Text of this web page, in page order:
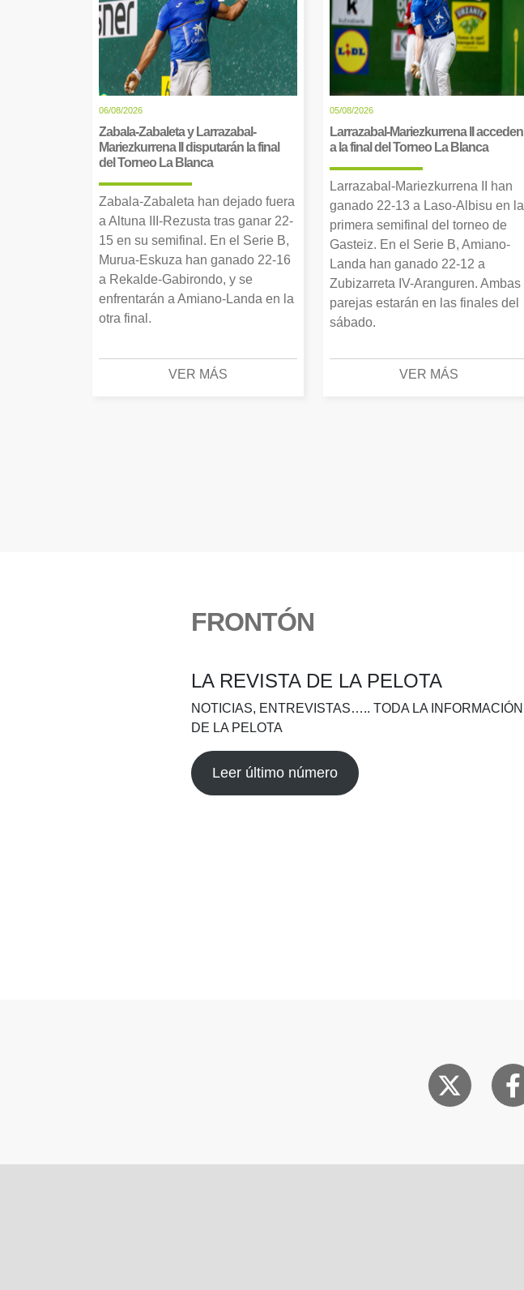
06/08/2026
Zabala-Zabaleta y Larrazabal-
Mariezkurrena II disputarán la final
del Torneo La Blanca
Zabala-Zabaleta han dejado fuera
a Altuna III-Rezusta tras ganar 22-
15 en su semifinal. En el Serie B,
Murua-Eskuza han ganado 22-16
a Rekalde-Gabirondo, y se
enfrentarán a Amiano-Landa en la
otra final.
VER MÁS
05/08/2026
Larrazabal-Mariezkurrena II acceden
a la final del Torneo La Blanca
Larrazabal-Mariezkurrena II han
ganado 22-13 a Laso-Albisu en la
primera semifinal del torneo de
Gasteiz. En el Serie B, Amiano-
Landa han ganado 22-12 a
Zubizarreta IV-Aranguren. Ambas
parejas estarán en las finales del
sábado.
VER MÁS
FRONTÓN
LA REVISTA DE LA PELOTA
NOTICIAS, ENTREVISTAS….. TODA LA INFORMACIÓN
DE LA PELOTA
Leer último número